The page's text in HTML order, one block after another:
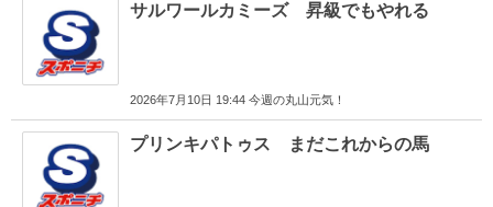
サルワールカミーズ 昇級でもやれる
2026年7月10日 19:44 今週の丸山元気！
プリンキパトゥス まだこれからの馬